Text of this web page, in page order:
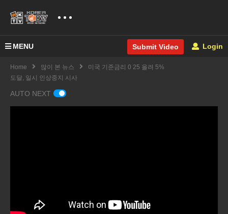
MENU Submit Video Login
Home 많이 본 뉴스
미국 기준금리 0 25 올려 5%
도달, 일시 인상중지 시사
AUTO NEXT